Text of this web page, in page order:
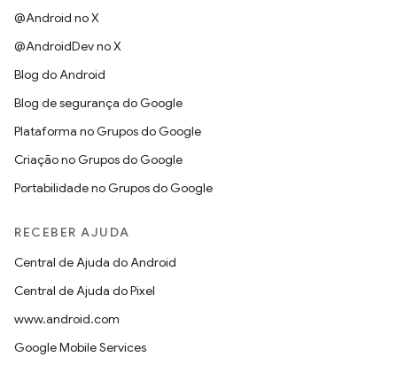
@Android no X
@AndroidDev no X
Blog do Android
Blog de segurança do Google
Plataforma no Grupos do Google
Criação no Grupos do Google
Portabilidade no Grupos do Google
RECEBER AJUDA
Central de Ajuda do Android
Central de Ajuda do Pixel
www.android.com
Google Mobile Services